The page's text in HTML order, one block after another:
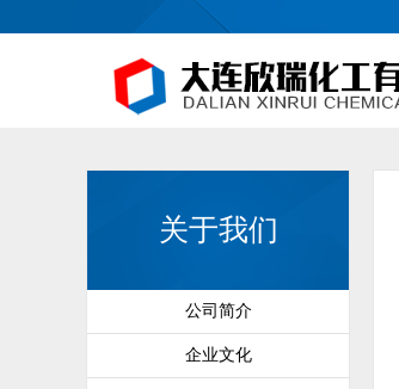
关于我们
公司简介
企业文化